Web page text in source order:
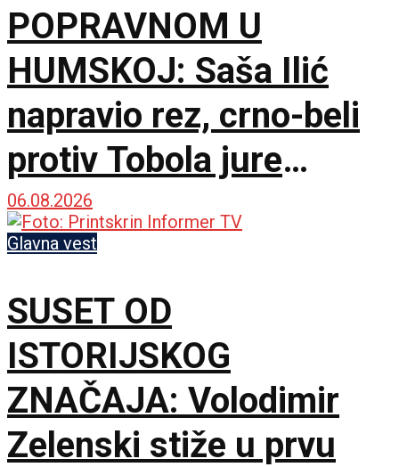
POPRAVNOM U
HUMSKOJ: Saša Ilić
napravio rez, crno-beli
protiv Tobola jure
750.000 evra i
španskog giganta!
06.08.2026
Glavna vest
SUSET OD
ISTORIJSKOG
ZNAČAJA: Volodimir
Zelenski stiže u prvu